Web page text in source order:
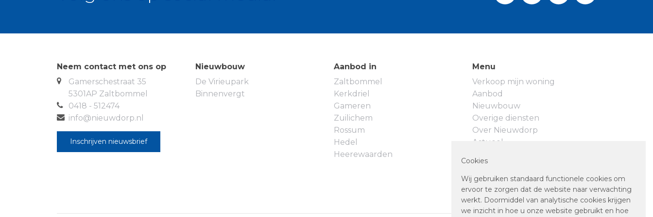
wastafel. Ten slotte bevindt zich op deze verdieping nog een stook-/bergruimte met c.v.-
Bijzonderheden:Aan de voorzijde is een eigen oprit aanwezig en een loopdeur naar de
De onderhoudsvriendelijk aangelegde achtertuin is gesitueerd op het noordoosten en
beschikt aan de voorzijde over een Douglas houten, aangebouwde berging (2022). De
woning is volledig geïsoleerd, verkeerd in een zeer goede staat van onderhoud en is
voorzien van 3 fasen elektra (krachtstroom). De gehele begane grond beschikt over
De woonwijk ‘De Baronie’ is op korte afstand gelegen van de rijksweg A2 en andere
uitvalswegen. Tevens beschikt het dorp Hedel over allerlei voorzieningen, waaronder
Neem contact met ons op
Gamerschestraat 35
5301AP Zaltbommel
0418 - 512474
info@nieuwdorp.nl
Inschrijven nieuwsbrief
Nieuwbouw
De Virieupark
Binnenvergt
Aanbod in
Zaltbommel
Kerkdriel
Gameren
Zuilichem
Rossum
Hedel
Heerewaarden
Menu
Verkoop mijn woning
Aanbod
Nieuwbouw
Overige diensten
Over Nieuwdorp
Actueel
Privacyverklaring
Cookievoorkeuren
Cookies
Wij gebruiken standaard functionele cookies om
ervoor te zorgen dat de website naar verwachting
werkt. Doormiddel van analytische cookies krijgen
we inzicht in hoe u onze website gebruikt en hoe